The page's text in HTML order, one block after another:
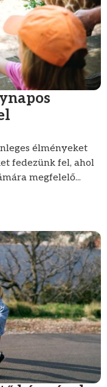
élményeket
fedezünk fel, ahol
megfelelő...